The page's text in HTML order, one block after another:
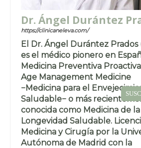
Dr. Ángel Durántez
https://clinicaneleva.com/
El Dr. Ángel Durántez Prados
es el médico pionero en
Medicina Preventiva
Age Management Medicine
−Medicina para el
Saludable− o más
conocida como Medicina de la
Longevidad Saludable.
Medicina y Cirugía por la
Autónoma de Madrid con la